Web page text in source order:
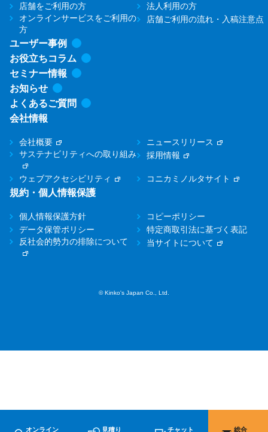
オンライン 見積り チャット 総合
店舗をご利用の方
法人利用の方
オンラインサービスをご利用の
方
店舗ご利用の流れ・入稿注意点
ユーザー事例
お役立ちコラム
セミナー情報
お知らせ
よくあるご質問
会社情報
会社概要
ニュースリリース
サステナビリティへの取り組み
採用情報
ウェブアクセシビリティ コニカミノルタサイト
規約・個人情報保護
個人情報保護方針
コピーポリシー
データ保管ポリシー
特定商取引法に基づく表記
反社会的勢力の排除について
当サイトについて
© Kinko's Japan Co., Ltd.